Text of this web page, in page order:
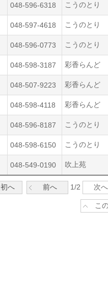
048-596-6318 こうのとり
048-597-4618 こうのとり
048-596-0773 こうのとり
048-598-3187 彩香らんど
048-507-9223 彩香らんど
048-598-4118 彩香らんど
048-596-8187 こうのとり
048-598-6150 こうのとり
048-549-0190 吹上苑
へ 前へ 1/2 次へ
こ